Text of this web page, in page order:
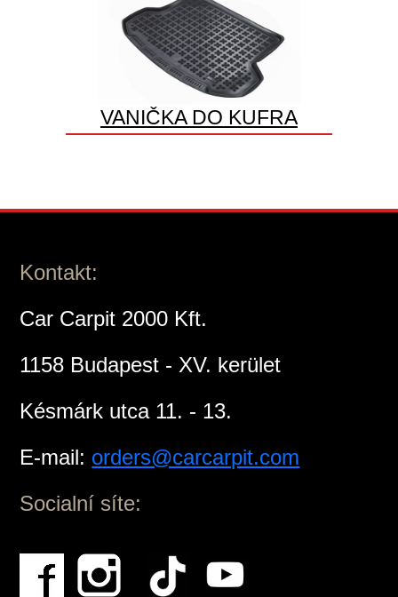
VANIČKA DO KUFRA
Kontakt:
Car Carpit 2000 Kft.
1158 Budapest - XV. kerület
Késmárk utca 11. - 13.
E-mail: orders@carcarpit.com
Socialní síte: